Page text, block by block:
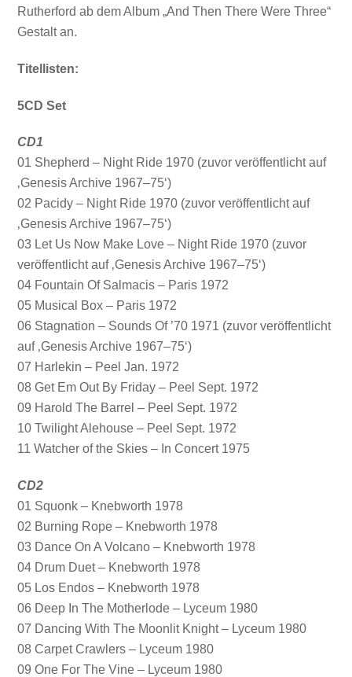
Rutherford ab dem Album „And Then There Were Three“
Gestalt an.
Titellisten:
5CD Set
CD1
01 Shepherd – Night Ride 1970 (zuvor veröffentlicht auf
‚Genesis Archive 1967–75‘)
02 Pacidy – Night Ride 1970 (zuvor veröffentlicht auf
‚Genesis Archive 1967–75‘)
03 Let Us Now Make Love – Night Ride 1970 (zuvor
veröffentlicht auf ‚Genesis Archive 1967–75‘)
04 Fountain Of Salmacis – Paris 1972
05 Musical Box – Paris 1972
06 Stagnation – Sounds Of ’70 1971 (zuvor veröffentlicht
auf ‚Genesis Archive 1967–75‘)
07 Harlekin – Peel Jan. 1972
08 Get Em Out By Friday – Peel Sept. 1972
09 Harold The Barrel – Peel Sept. 1972
10 Twilight Alehouse – Peel Sept. 1972
11 Watcher of the Skies – In Concert 1975
CD2
01 Squonk – Knebworth 1978
02 Burning Rope – Knebworth 1978
03 Dance On A Volcano – Knebworth 1978
04 Drum Duet – Knebworth 1978
05 Los Endos – Knebworth 1978
06 Deep In The Motherlode – Lyceum 1980
07 Dancing With The Moonlit Knight – Lyceum 1980
08 Carpet Crawlers – Lyceum 1980
09 One For The Vine – Lyceum 1980